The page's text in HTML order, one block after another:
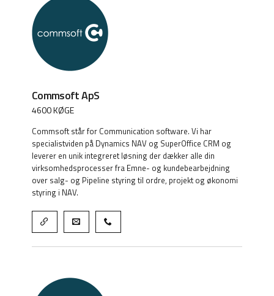
Commsoft ApS
4600 KØGE
Commsoft står for Communication software. Vi har
specialistviden på Dynamics NAV og SuperOffice CRM og
leverer en unik integreret løsning der dækker alle din
virksomhedsprocesser fra Emne- og kundebearbejdning
over salg- og Pipeline styring til ordre, projekt og økonomi
styring i NAV.